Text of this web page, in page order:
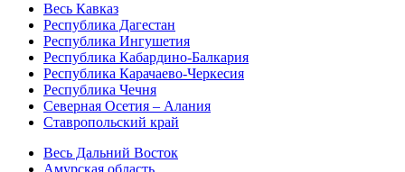
Весь Кавказ
Республика Дагестан
Республика Ингушетия
Республика Кабардино-Балкария
Республика Карачаево-Черкесия
Республика Чечня
Северная Осетия – Алания
Ставропольский край
Весь Дальний Восток
Амурская область